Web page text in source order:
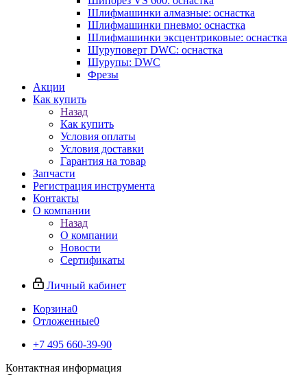
Шлифмашинки алмазные: оснастка
Шлифмашинки пневмо: оснастка
Шлифмашинки эксцентриковые: оснастка
Шуруповерт DWC: оснастка
Шурупы: DWC
Фрезы
Акции
Как купить
Назад
Как купить
Условия оплаты
Условия доставки
Гарантия на товар
Запчасти
Регистрация инструмента
Контакты
О компании
Назад
О компании
Новости
Сертификаты
Личный кабинет
Корзина0
Отложенные0
+7 495 660-39-90
Контактная информация